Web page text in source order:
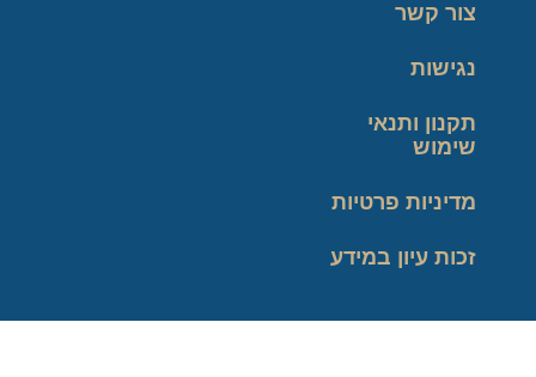
צור קשר
נגישות
תקנון ותנאי
שימוש
מדיניות פרטיות
זכות עיון במידע